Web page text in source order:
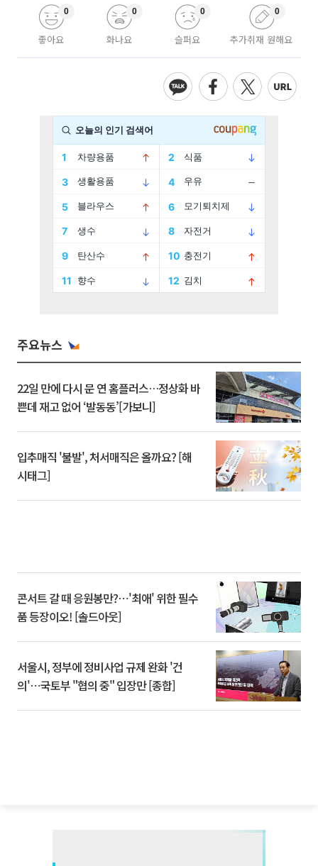
좋아요
0
화나요
0
슬퍼요
0
추가취재 원해요
0
주요뉴스
22일 만에 다시 문 연 홈플러스…정상화 바
쁜데 재고 없어 ‘발동동’[가보니]
입추매직 '불발', 처서매직은 올까요? [해
시태그]
콘서트 갈 때 응원봉만?⋯'최애' 위한 필수
품 등장이오! [솔드아웃]
서울시, 정부에 정비사업 규제 완화 '건
의'⋯국토부 "협의 중" 입장만 [종합]